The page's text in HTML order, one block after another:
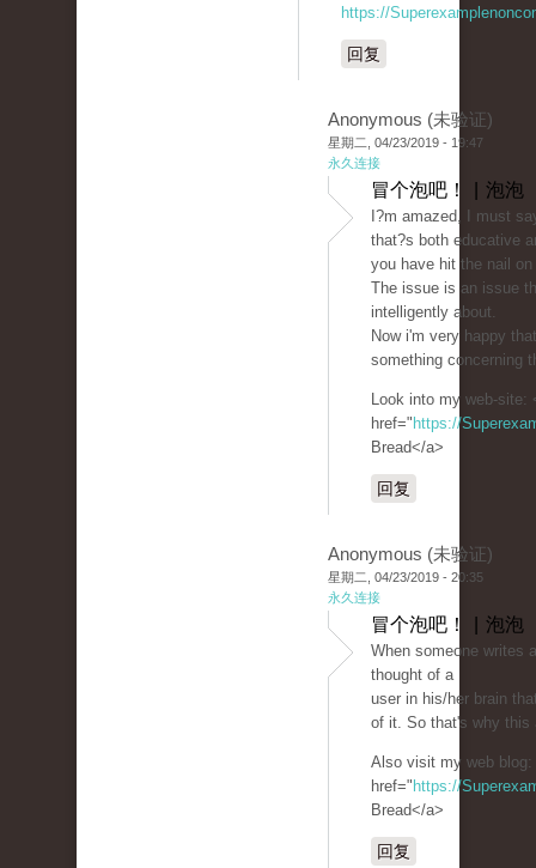
https://
回复
Anonymous (未验证)
星期二, 04/23/2019 - 19:47
永久连接
冒个泡吧！ | 泡泡
I?m amazed, I must
that?s both educative
you have hit the nail
The issue is an issue
intelligently about.
Now i'm very happy
something concerning
Look into my web-site:
href=" https://
Bread</a>
回复
Anonymous (未验证)
星期二, 04/23/2019 - 20:35
永久连接
冒个泡吧！ | 泡泡
When someone writes
thought of a
user in his/her brain
of it. So that's why this
Also visit my web blog:
href=" https://
Bread</a>
回复